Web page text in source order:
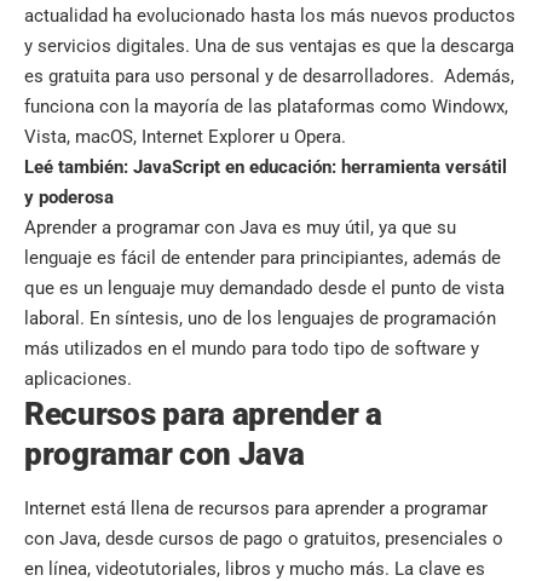
actualidad ha evolucionado hasta los más nuevos productos
y servicios digitales. Una de sus ventajas es que la descarga
es gratuita para uso personal y de desarrolladores. Además,
funciona con la mayoría de las plataformas como Windowx,
Vista, macOS, Internet Explorer u Opera.
Leé también: JavaScript en educación: herramienta versátil
y poderosa
Aprender a programar con Java es muy útil, ya que su
lenguaje es fácil de entender para principiantes, además de
que es un lenguaje muy demandado desde el punto de vista
laboral. En síntesis, uno de los lenguajes de programación
más utilizados en el mundo para todo tipo de software y
aplicaciones.
Recursos para aprender a
programar con Java
Internet está llena de recursos para aprender a programar
con Java, desde cursos de pago o gratuitos, presenciales o
en línea, videotutoriales, libros y mucho más. La clave es